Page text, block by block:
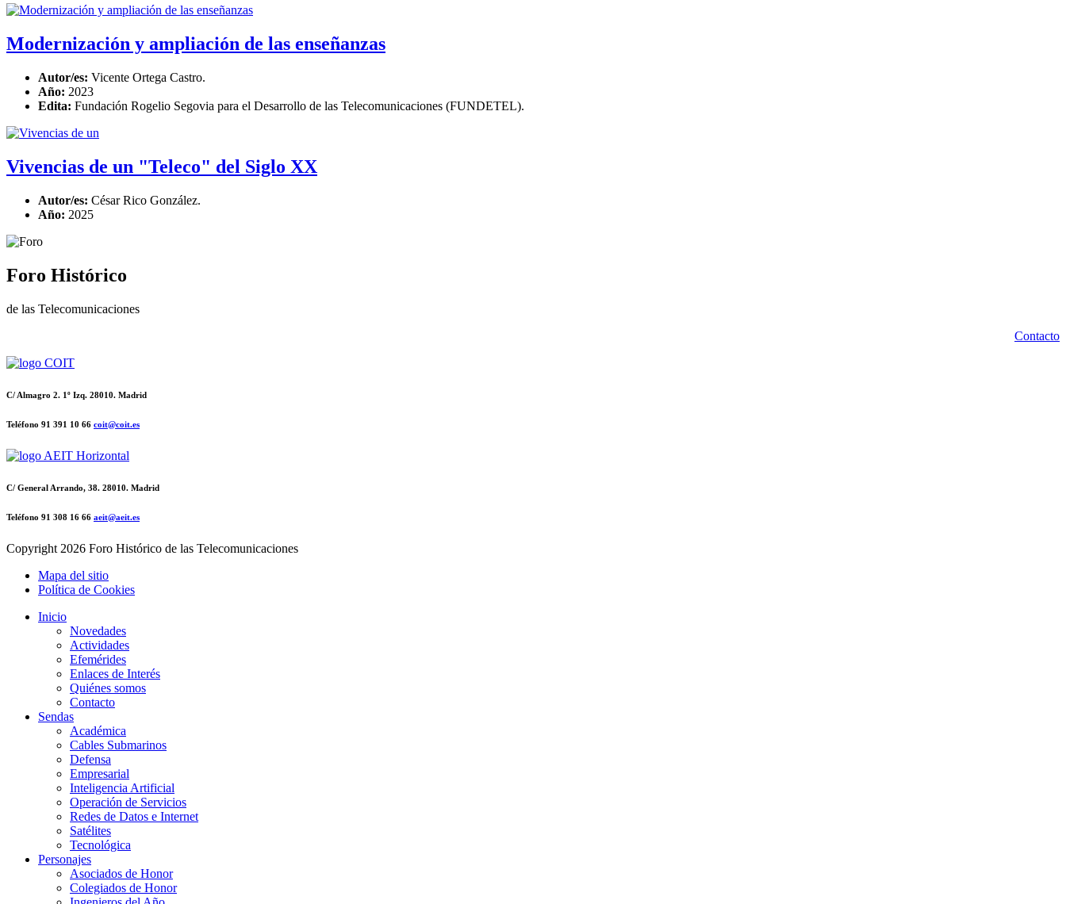
Modernización y ampliación de las enseñanzas
Autor/es: Vicente Ortega Castro.
Año: 2023
Edita: Fundación Rogelio Segovia para el Desarrollo de las Telecomunicaciones (FUNDETEL).
Vivencias de un "Teleco" del Siglo XX
Autor/es: César Rico González.
Año: 2025
Foro Histórico
de las Telecomunicaciones
Contacto
C/ Almagro 2. 1º Izq. 28010. Madrid
Teléfono 91 391 10 66 coit@coit.es
C/ General Arrando, 38. 28010. Madrid
Teléfono 91 308 16 66 aeit@aeit.es
Copyright 2026 Foro Histórico de las Telecomunicaciones
Mapa del sitio
Política de Cookies
Inicio
Novedades
Actividades
Efemérides
Enlaces de Interés
Quiénes somos
Contacto
Sendas
Académica
Cables Submarinos
Defensa
Empresarial
Inteligencia Artificial
Operación de Servicios
Redes de Datos e Internet
Satélites
Tecnológica
Personajes
Asociados de Honor
Colegiados de Honor